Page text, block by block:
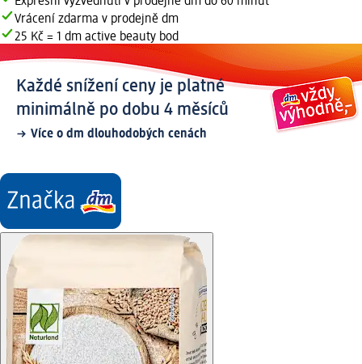
Vrácení zdarma v prodejně dm
25 Kč = 1 dm active beauty bod
Každé snížení ceny je platné
minimálně po dobu 4 měsíců
Více o dm dlouhodobých cenách